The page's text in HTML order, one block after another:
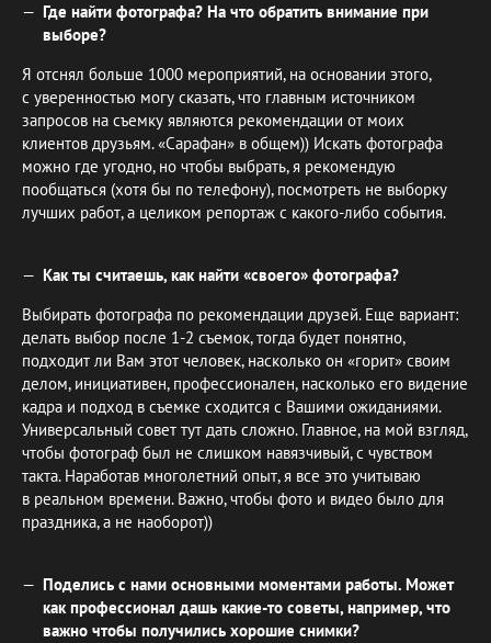
Где найти фотографа? На что обратить внимание при
выборе?
Я отснял больше 1000 мероприятий, на основании этого,
с уверенностью могу сказать, что главным источником
запросов на съемку являются рекомендации от моих
клиентов друзьям. «Сарафан» в общем)) Искать фотографа
можно где угодно, но чтобы выбрать, я рекомендую
пообщаться (хотя бы по телефону), посмотреть не выборку
лучших работ, а целиком репортаж с какого-либо события.
Как ты считаешь, как найти «своего» фотографа?
Выбирать фотографа по рекомендации друзей. Еще вариант:
делать выбор после 1-2 съемок, тогда будет понятно,
подходит ли Вам этот человек, насколько он «горит» своим
делом, инициативен, профессионален, насколько его видение
кадра и подход в съемке сходится с Вашими ожиданиями.
Универсальный совет тут дать сложно. Главное, на мой взгляд,
чтобы фотограф был не слишком навязчивый, с чувством
такта. Наработав многолетний опыт, я все это учитываю
в реальном времени. Важно, чтобы фото и видео было для
праздника, а не наоборот))
Поделись с нами основными моментами работы. Может
как профессионал дашь какие-то советы, например, что
важно чтобы получились хорошие снимки?